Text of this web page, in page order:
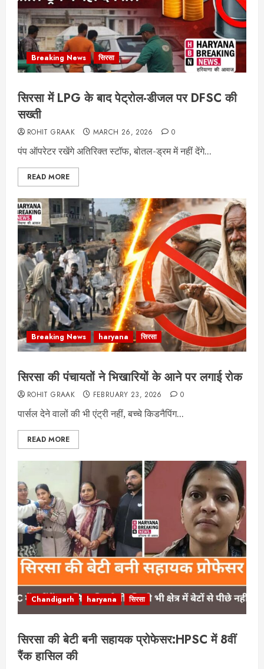
Breaking News सिरसा
सिरसा में LPG के बाद पेट्रोल-डीजल पर DFSC की
सख्ती
ROHIT GRAAK MARCH 26, 2026 0
पंप ऑपरेटर रखेंगे अतिरिक्त स्टॉफ, बोतल-ड्रम में नहीं देंगे...
READ MORE
Breaking News haryana सिरसा
सिरसा की पंचायतों ने भिखारियों के आने पर लगाई रोक
ROHIT GRAAK FEBRUARY 23, 2026 0
पार्सल देने वालों की भी एंट्री नहीं, बच्चे किडनैपिंग...
READ MORE
Chandigarh haryana सिरसा
सिरसा की बेटी बनी सहायक प्रोफेसर:HPSC में 8वीं
रैंक हासिल की